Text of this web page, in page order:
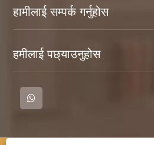
हामीलाई सम्पर्क गर्नुहोस
हमीलाई पछ्याउनुहोस